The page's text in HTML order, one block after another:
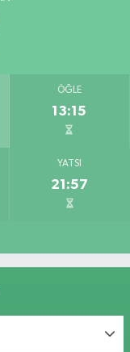
ÖĞLE
13:15
YATSI
21:57